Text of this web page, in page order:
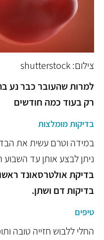
צילום: shutterstock
למרות שהעובר כבר נע
רק בעוד כמה חודשים
בדיקות מומלצות
ניתן לבצע אותן עד השבוע
בדיקת אולטרסאונד
בדיקות דם ושתן.
טיפים
החלי ללבוש חזייה טובה